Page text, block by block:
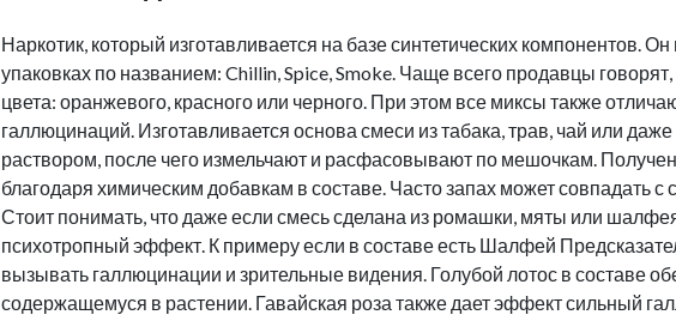
Наркотик, который изготавливается на базе синтетических компонентов.
упаковках по названием: Chillin, Spice, Smoke. Чаще всего продавцы
цвета: оранжевого, красного или черного. При этом все миксы также
галлюцинаций. Изготавливается основа смеси из табака, трав, чай или
раствором, после чего измельчают и расфасовывают по мешочкам.
благодаря химическим добавкам в составе. Часто запах может совпадать
Стоит понимать, что даже если смесь сделана из ромашки, мяты или
психотропный эффект. К примеру если в составе есть Шалфей
вызывать галлюцинации и зрительные видения. Голубой лотос в составе
содержащемуся в растении. Гавайская роза также дает эффект сильный